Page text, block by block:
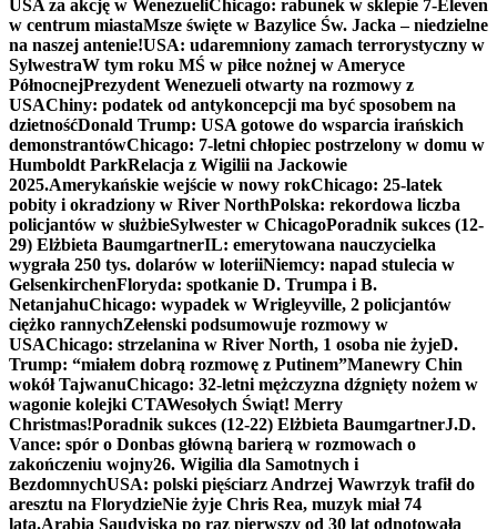
USA za akcję w WenezueliChicago: rabunek w sklepie 7-Eleven
w centrum miastaMsze święte w Bazylice Św. Jacka – niedzielne
na naszej antenie!USA: udaremniony zamach terrorystyczny w
SylwestraW tym roku MŚ w piłce nożnej w Ameryce
PółnocnejPrezydent Wenezueli otwarty na rozmowy z
USAChiny: podatek od antykoncepcji ma być sposobem na
dzietnośćDonald Trump: USA gotowe do wsparcia irańskich
demonstrantówChicago: 7-letni chłopiec postrzelony w domu w
Humboldt ParkRelacja z Wigilii na Jackowie
2025.Amerykańskie wejście w nowy rokChicago: 25-latek
pobity i okradziony w River NorthPolska: rekordowa liczba
policjantów w służbieSylwester w ChicagoPoradnik sukces (12-
29) Elżbieta BaumgartnerIL: emerytowana nauczycielka
wygrała 250 tys. dolarów w loteriiNiemcy: napad stulecia w
GelsenkirchenFloryda: spotkanie D. Trumpa i B.
NetanjahuChicago: wypadek w Wrigleyville, 2 policjantów
ciężko rannychZełenski podsumowuje rozmowy w
USAChicago: strzelanina w River North, 1 osoba nie żyjeD.
Trump: “miałem dobrą rozmowę z Putinem”Manewry Chin
wokół TajwanuChicago: 32-letni mężczyzna dźgnięty nożem w
wagonie kolejki CTAWesołych Świąt! Merry
Christmas!Poradnik sukces (12-22) Elżbieta BaumgartnerJ.D.
Vance: spór o Donbas główną barierą w rozmowach o
zakończeniu wojny26. Wigilia dla Samotnych i
BezdomnychUSA: polski pięściarz Andrzej Wawrzyk trafił do
aresztu na FlorydzieNie żyje Chris Rea, muzyk miał 74
lata.Arabia Saudyjska po raz pierwszy od 30 lat odnotowała